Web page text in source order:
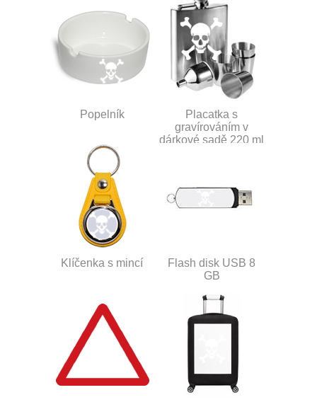
Popelník
Placatka s
gravírováním v
dárkové sadě 220 ml
Klíčenka s mincí
Flash disk USB 8
GB